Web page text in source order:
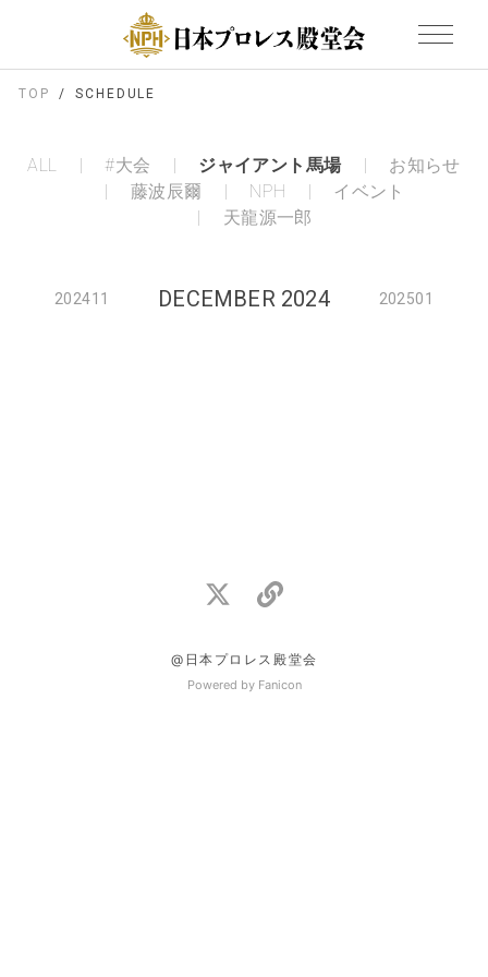
TOP SCHEDULE
ALL #大会 ジャイアント馬場
お知らせ
藤波辰爾
NPH
イベント
天龍源一郎
202411 DECEMBER 2024 202501
@日本プロレス殿堂会
Powered by Fanicon